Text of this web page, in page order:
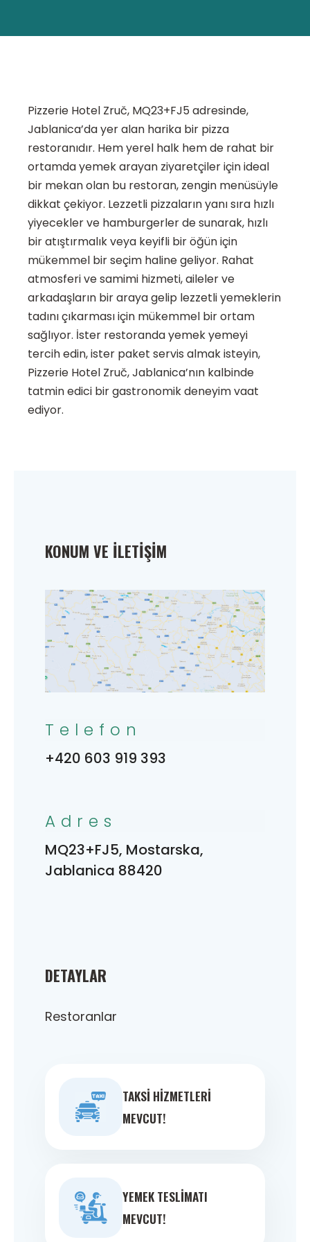
Pizzerie Hotel Zruč, MQ23+FJ5 adresinde,
Jablanica’da yer alan harika bir pizza
restoranıdır. Hem yerel halk hem de rahat bir
ortamda yemek arayan ziyaretçiler için ideal
bir mekan olan bu restoran, zengin menüsüyle
dikkat çekiyor. Lezzetli pizzaların yanı sıra hızlı
yiyecekler ve hamburgerler de sunarak, hızlı
bir atıştırmalık veya keyifli bir öğün için
mükemmel bir seçim haline geliyor. Rahat
atmosferi ve samimi hizmeti, aileler ve
arkadaşların bir araya gelip lezzetli yemeklerin
tadını çıkarması için mükemmel bir ortam
sağlıyor. İster restoranda yemek yemeyi
tercih edin, ister paket servis almak isteyin,
Pizzerie Hotel Zruč, Jablanica’nın kalbinde
tatmin edici bir gastronomik deneyim vaat
ediyor.
DETAYLAR
Restoranlar
TAKSI HIZMETLERI
MEVCUT!
YEMEK TESLIMATI
MEVCUT!
KONUM VE İLETIŞIM
Telefon
+420 603 919 393
Adres
MQ23+FJ5, Mostarska,
Jablanica 88420